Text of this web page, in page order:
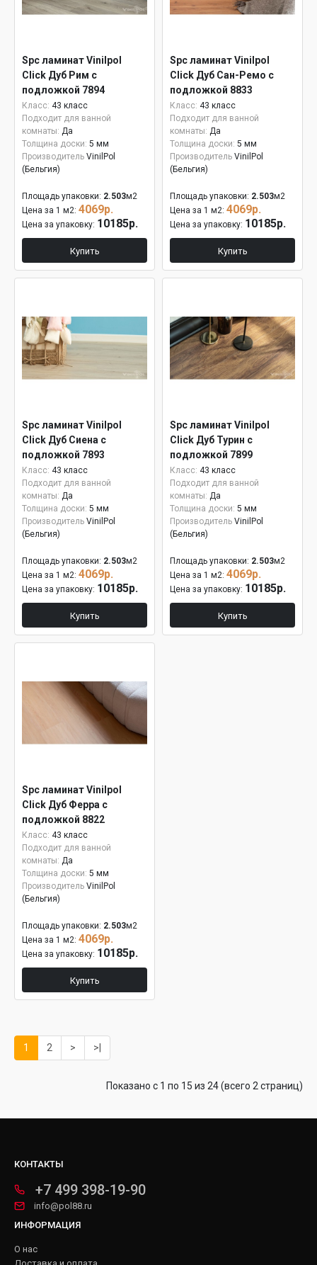
Spc ламинат Vinilpol
Click Дуб Рим с
подложкой 7894
Класс: 43 класс
Подходит для ванной
комнаты: Да
Толщина доски: 5 мм
Производитель VinilPol
(Бельгия)
Площадь упаковки: 2.503м2
Цена за 1 м2: 4069р.
Цена за упаковку: 10185р.
Купить
Spc ламинат Vinilpol
Click Дуб Сан-Ремо с
подложкой 8833
Класс: 43 класс
Подходит для ванной
комнаты: Да
Толщина доски: 5 мм
Производитель VinilPol
(Бельгия)
Площадь упаковки: 2.503м2
Цена за 1 м2: 4069р.
Цена за упаковку: 10185р.
Купить
Spc ламинат Vinilpol
Click Дуб Сиена с
подложкой 7893
Класс: 43 класс
Подходит для ванной
комнаты: Да
Толщина доски: 5 мм
Производитель VinilPol
(Бельгия)
Площадь упаковки: 2.503м2
Цена за 1 м2: 4069р.
Цена за упаковку: 10185р.
Купить
Spc ламинат Vinilpol
Click Дуб Турин с
подложкой 7899
Класс: 43 класс
Подходит для ванной
комнаты: Да
Толщина доски: 5 мм
Производитель VinilPol
(Бельгия)
Площадь упаковки: 2.503м2
Цена за 1 м2: 4069р.
Цена за упаковку: 10185р.
Купить
Spc ламинат Vinilpol
Click Дуб Ферра с
подложкой 8822
Класс: 43 класс
Подходит для ванной
комнаты: Да
Толщина доски: 5 мм
Производитель VinilPol
(Бельгия)
Площадь упаковки: 2.503м2
Цена за 1 м2: 4069р.
Цена за упаковку: 10185р.
Купить
1 2 > >|
Показано с 1 по 15 из 24 (всего 2 страниц)
КОНТАКТЫ
+7 499 398-19-90
info@pol88.ru
ИНФОРМАЦИЯ
О нас